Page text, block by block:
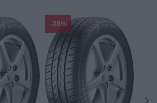
-38%